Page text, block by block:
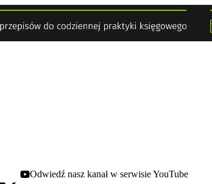
Youtube - otwiera się w nowej karcie
Odwiedź nasz kanał w serwisie YouTube